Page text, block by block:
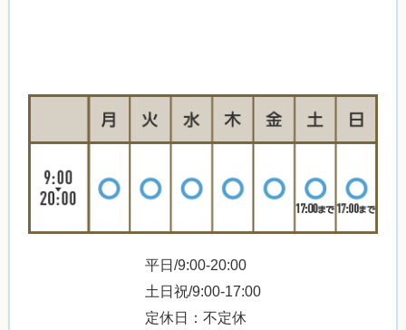
平日/9:00-20:00
土日祝/9:00-17:00
定休日：不定休